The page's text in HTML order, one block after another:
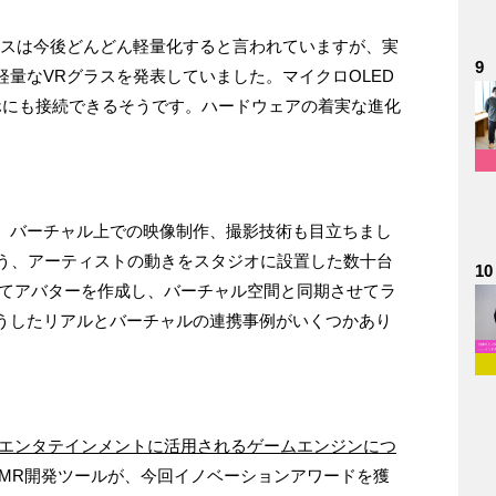
は今後どんどん軽量化すると言われていますが、実
なVRグラスを発表していました。マイクロOLED
も接続できるそうです。ハードウェアの着実な進化
ーチャル上での映像制作、撮影技術も目立ちまし
、アーティストの動きをスタジオに設置した数十台
アバターを作成し、バーチャル空間と同期させてラ
たリアルとバーチャルの連携事例がいくつかあり
ンタテインメントに活用されるゲームエンジンにつ
開発ツールが、今回イノベーションアワードを獲
9
10